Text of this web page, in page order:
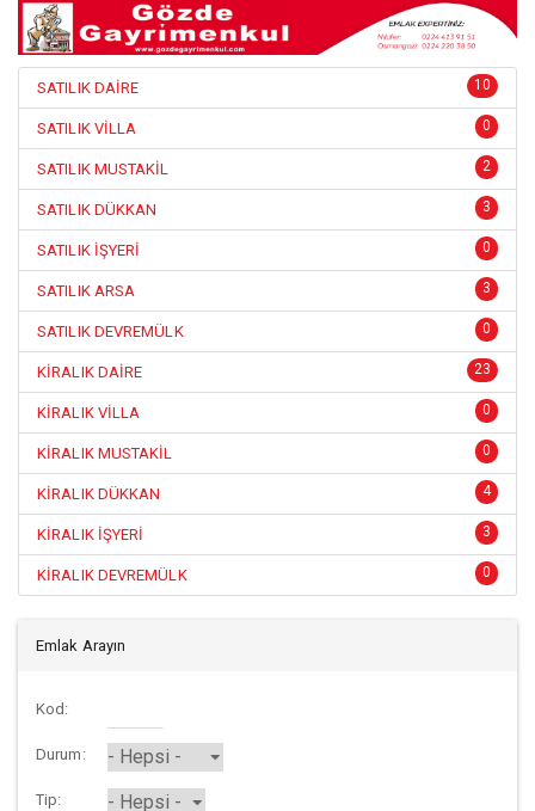
10
SATILIK DAİRE
0
SATILIK VİLLA
2
SATILIK MUSTAKİL
3
SATILIK DÜKKAN
0
SATILIK İŞYERİ
3
SATILIK ARSA
0
SATILIK DEVREMÜLK
23
KİRALIK DAİRE
0
KİRALIK VİLLA
0
KİRALIK MUSTAKİL
4
KİRALIK DÜKKAN
3
KİRALIK İŞYERİ
0
KİRALIK DEVREMÜLK
Emlak Arayın
Kod:
Durum:
Tip: